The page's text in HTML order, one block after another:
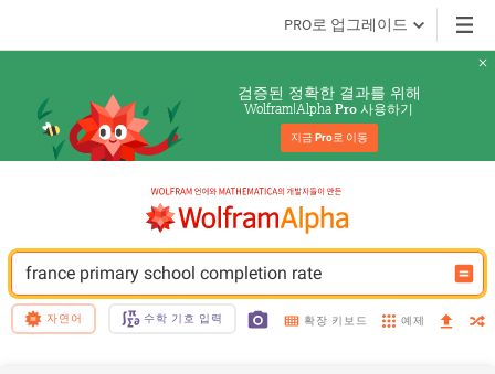
PRO로 업그레이드
검증된 정확한 결과를 위해
Wolfram|Alpha Pro 사용하기
지금 Pro로 이동
france primary school completion rate
자연어 수학 기호 입력 확장 키보드 예제